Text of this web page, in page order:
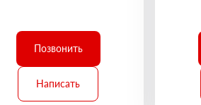
Позвонить
Написать